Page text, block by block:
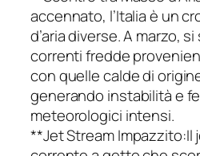
accennato, l’Italia è un
d’aria diverse. A marzo,
correnti fredde
con quelle calde di
generando instabilità e
meteorologici intensi.
**Jet Stream Impazzito:Il